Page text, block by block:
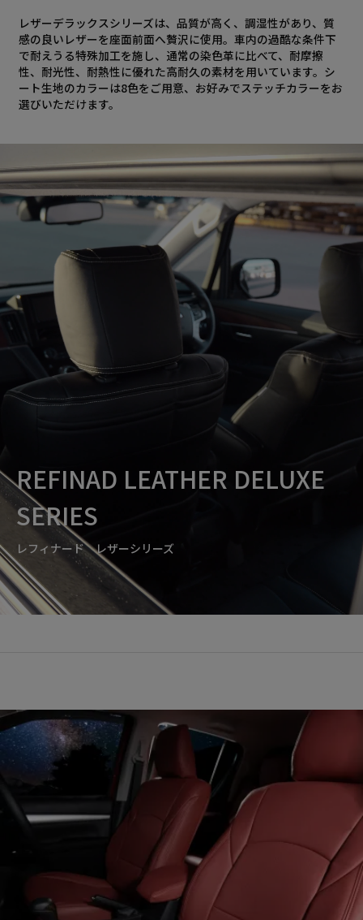
レザーデラックスシリーズは、品質が高く、調湿性があり、質
感の良いレザーを座面前面へ贅沢に使用。車内の過酷な条件下
で耐えうる特殊加工を施し、通常の染色革に比べて、耐摩擦
性、耐光性、耐熱性に優れた高耐久の素材を用いています。シ
ート生地のカラーは8色をご用意、お好みでステッチカラーをお
選びいただけます。
REFINAD LEATHER DELUXE
SERIES
レフィナード レザーシリーズ